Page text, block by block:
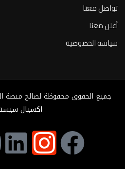
تواصل معنا
أعلن معنا
سياسة الخصوصية
جميع الحقوق محفوظة لصالح منصة القرار
اكسيال